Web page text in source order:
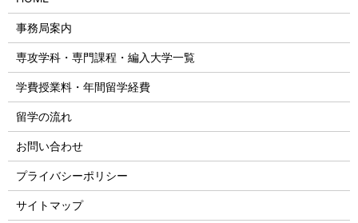
事務局案内
専攻学科・専門課程・編入大学一覧
学費授業料・年間留学経費
留学の流れ
お問い合わせ
プライバシーポリシー
サイトマップ